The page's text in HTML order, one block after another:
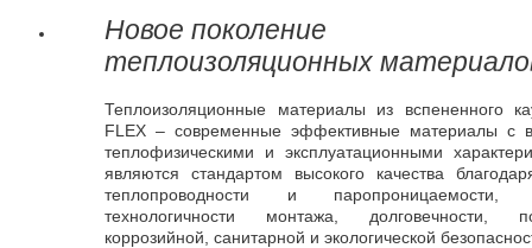
Новое поколение
теплоизоляционных
Теплоизоляционные материалы из вспененного
FLEX – современные эффективные материалы с
теплофизическими и эксплуатационными
являются стандартом высокого качества
теплопроводности и паропроницаемости,
технологичности монтажа, долговечности,
коррозийной, санитарной и экологической